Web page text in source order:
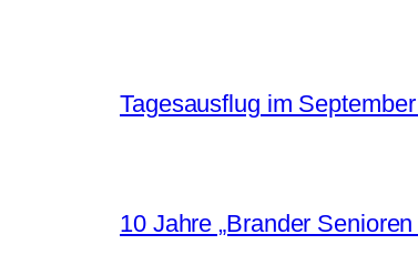
Tagesausflug im
10 Jahre „Brander